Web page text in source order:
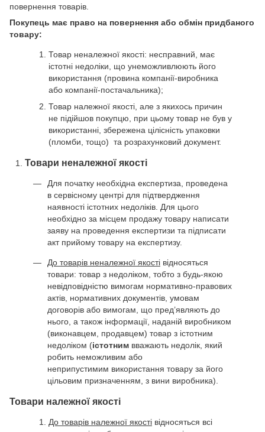
повернення товарів.
Покупець має право на повернення або обмін придбаного
товару:
Товар неналежної якості: несправний, має
істотні недоліки, що унеможливлюють його
використання (провина компанії-виробника
або компанії-постачальника);
Товар належної якості, але з якихось причин
не підійшов покупцю, при цьому товар не був у
використанні, збережена цілісність упаковки
(пломби, тощо) та розрахунковий документ.
Товари неналежної якості
Для початку необхідна експертиза, проведена
в сервісному центрі для підтвердження
наявності істотних недоліків. Для цього
необхідно за місцем продажу товару написати
заяву на проведення експертизи та підписати
акт прийому товару на експертизу.
До товарів неналежної якості відносяться
товари: товар з недоліком, тобто з будь-якою
невідповідністю вимогам нормативно-правових
актів, нормативних документів, умовам
договорів або вимогам, що пред’являють до
нього, а також інформації, наданій виробником
(виконавцем, продавцем) товар з істотним
недоліком (істотним вважають недолік, який
робить неможливим або
неприпустимим використання товару за його
цільовим призначенням, з вини виробника).
Товари належної якості
До товарів належної якості відносяться всі